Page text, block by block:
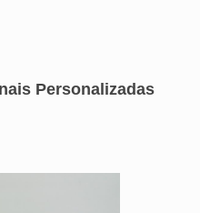
Personalizadas